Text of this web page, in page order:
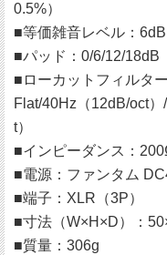
0.5%）
■等価雑音レベル：
■パッド：0/6/12/18dB
■ローカットフィルター
Flat/40Hz（12dB/oct
t）
■インピーダンス：
■電源：ファンタム
■端子：XLR（3P）
■寸法（W×H×D）：
■質量：306g